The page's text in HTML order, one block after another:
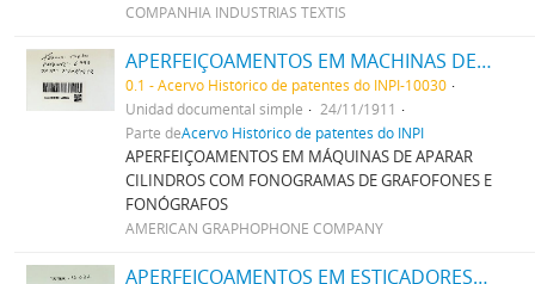
COMPANHIA INDUSTRIAS TEXTIS
APERFEIÇOAMENTOS EM MACHINAS DE APARAR CYLINDROS COM PHONOGRAMMAS DE GRAPHOPHONES E PHONOGRAPHOS
0.1 - Acervo Histórico de patentes do INPI-10030
Unidad documental simple
24/11/1911
Parte deAcervo Histórico de patentes do INPI
APERFEIÇOAMENTOS EM MÁQUINAS DE APARAR
CILINDROS COM FONOGRAMAS DE GRAFOFONES E
FONÓGRAFOS
AMERICAN GRAPHOPHONE COMPANY
APERFEIÇOAMENTOS EM ESTICADORES DE BICOS DE CALÇADO